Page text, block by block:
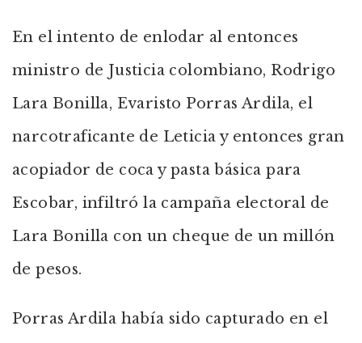
En el intento de enlodar al entonces
ministro de Justicia colombiano, Rodrigo
Lara Bonilla, Evaristo Porras Ardila, el
narcotraficante de Leticia y entonces gran
acopiador de coca y pasta básica para
Escobar, infiltró la campaña electoral de
Lara Bonilla con un cheque de un millón
de pesos.
Porras Ardila había sido capturado en el